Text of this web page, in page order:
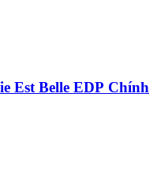
Est Belle EDP Chính